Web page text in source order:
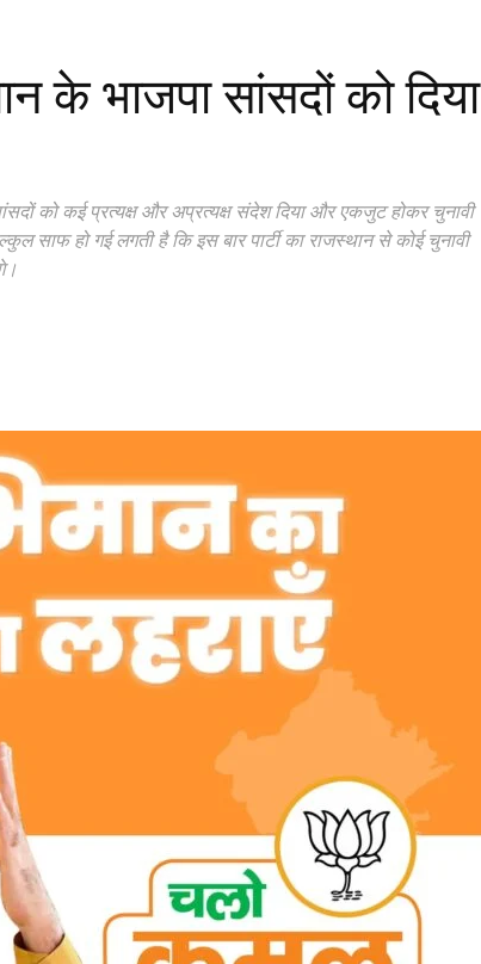
के भाजपा सांसदों को दिया
को कई प्रत्यक्ष और अप्रत्यक्ष संदेश दिया और एकजुट होकर चुनावी
साफ हो गई लगती है कि इस बार पार्टी का राजस्थान से कोई चुनावी